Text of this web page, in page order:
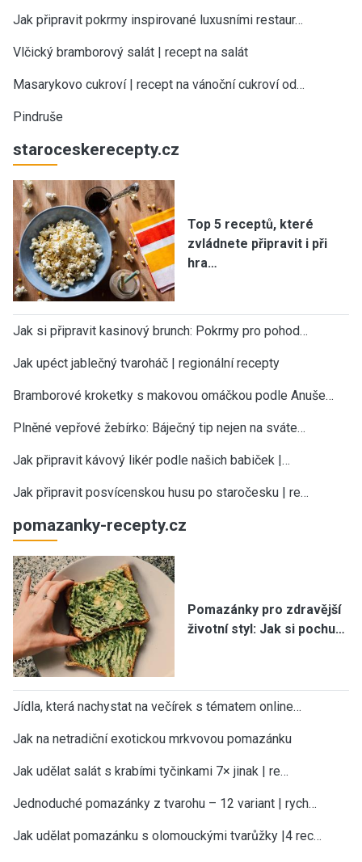
Jak připravit pokrmy inspirované luxusními restaur…
Vlčický bramborový salát | recept na salát
Masarykovo cukroví | recept na vánoční cukroví od…
Pindruše
staroceskerecepty.cz
Top 5 receptů, které
zvládnete připravit i při
hra…
Jak si připravit kasinový brunch: Pokrmy pro pohod…
Jak upéct jablečný tvaroháč | regionální recepty
Bramborové kroketky s makovou omáčkou podle Anuše…
Plněné vepřové žebírko: Báječný tip nejen na sváte…
Jak připravit kávový likér podle našich babiček |…
Jak připravit posvícenskou husu po staročesku | re…
pomazanky-recepty.cz
Pomazánky pro zdravější
životní styl: Jak si pochu…
Jídla, která nachystat na večírek s tématem online…
Jak na netradiční exotickou mrkvovou pomazánku
Jak udělat salát s krabími tyčinkami 7× jinak | re…
Jednoduché pomazánky z tvarohu – 12 variant | rych…
Jak udělat pomazánku s olomouckými tvarůžky |4 rec…